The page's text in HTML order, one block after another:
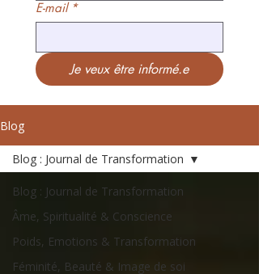
E-mail *
Je veux être informé.e
Blog
Blog : Journal de Transformation
Âme, Spiritualité & Conscience
Poids, Emotions & Transformation
Féminité, Beauté & Image de soi
Blog : Journal de Transformation